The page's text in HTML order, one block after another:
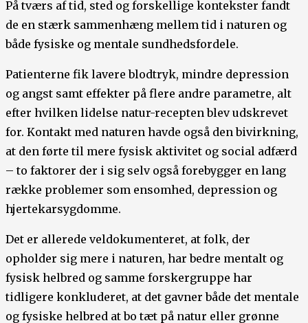
På tværs af tid, sted og forskellige kontekster fandt
de en stærk sammenhæng mellem tid i naturen og
både fysiske og mentale sundhedsfordele.
Patienterne fik lavere blodtryk, mindre depression
og angst samt effekter på flere andre parametre, alt
efter hvilken lidelse natur-recepten blev udskrevet
for. Kontakt med naturen havde også den bivirkning,
at den førte til mere fysisk aktivitet og social adfærd
– to faktorer der i sig selv også forebygger en lang
række problemer som ensomhed, depression og
hjertekarsygdomme.
Det er allerede veldokumenteret, at folk, der
opholder sig mere i naturen, har bedre mentalt og
fysisk helbred og samme forskergruppe har
tidligere konkluderet, at det gavner både det mentale
og fysiske helbred at bo tæt på natur eller grønne